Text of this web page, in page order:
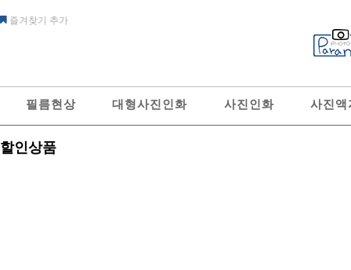
즐겨찾기 추가
필름현상 대형사진인화 사진인화 사진액
할인상품